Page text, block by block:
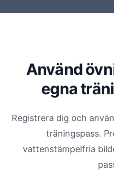
Använd
egna
Registrera dig och
träningspass.
vattenstämpelfria